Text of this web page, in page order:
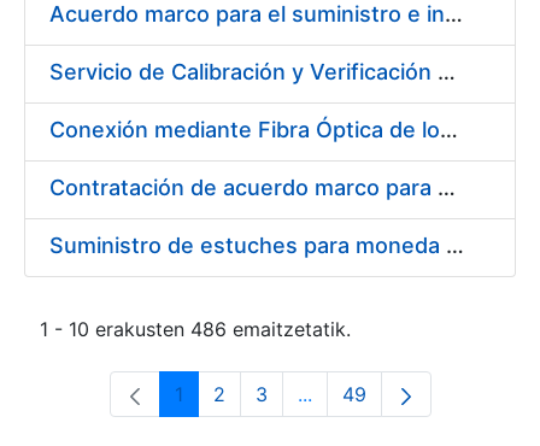
Acuerdo marco para el suministro e instalación de persianas, estores y otros complementos
Servicio de Calibración y Verificación Externa de los Equipos de Medición del Servicio de Prevención de la FNMT-RCM
Conexión mediante Fibra Óptica de los Centros de Proceso de Datos (CPDs) de las sedes de la FNMT-RCM de Burgos y Madrid
Contratación de acuerdo marco para el Suministro de Material de Electricidad para la Fábrica Nacional de Moneda y Timbre-Real Casa de la Moneda en su centro de trabajo de Burgos
Suministro de estuches para moneda de 30 €
1 - 10 erakusten 486 emaitzetatik.
Orrialdea
1 Orrialdea
2 Orrialdea
3 ...Intermediate Pages Use
Orrialdea
49